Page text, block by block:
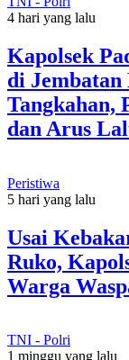
4 hari yang lalu
Kapolsek
di
Tangkahan,
dan Arus
Peristiwa
5 hari yang lalu
Usai
Ruko,
Warga
TNI - Polri
1 minggu yang lalu